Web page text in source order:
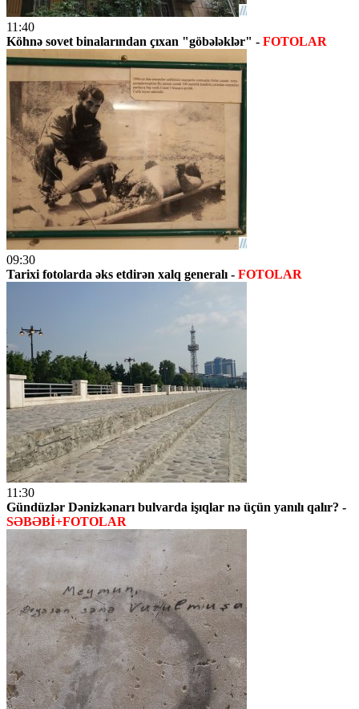
11:40
Köhnə sovet binalarından çıxan "göbələklər" - FOTOLAR
09:30
Tarixi fotolarda əks etdirən xalq generalı - FOTOLAR
11:30
Gündüzlər Dənizkənarı bulvarda işıqlar nə üçün yanılı qalır? -
SƏBƏBİ+FOTOLAR